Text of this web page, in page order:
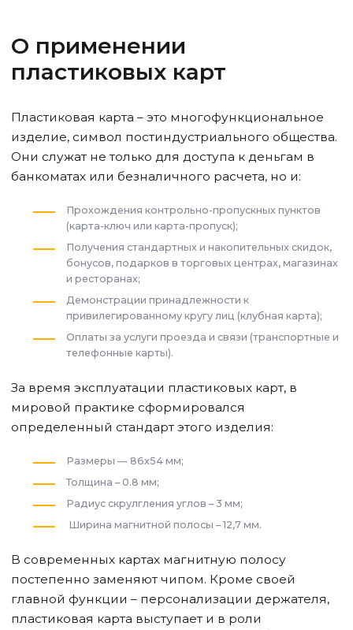
О применении
пластиковых карт
Пластиковая карта – это многофункциональное
изделие, символ постиндустриального общества.
Они служат не только для доступа к деньгам в
банкоматах или безналичного расчета, но и:
Прохождения контрольно-пропускных пунктов
(карта-ключ или карта-пропуск);
Получения стандартных и накопительных скидок,
бонусов, подарков в торговых центрах, магазинах
и ресторанах;
Демонстрации принадлежности к
привилегированному кругу лиц (клубная карта);
Оплаты за услуги проезда и связи (транспортные и
телефонные карты).
За время эксплуатации пластиковых карт, в
мировой практике сформировался
определенный стандарт этого изделия:
Размеры — 86х54 мм;
Толщина – 0.8 мм;
Радиус скрулгления углов – 3 мм;
Ширина магнитной полосы – 12,7 мм.
В современных картах магнитную полосу
постепенно заменяют чипом. Кроме своей
главной функции – персонализации держателя,
пластиковая карта выступает и в роли